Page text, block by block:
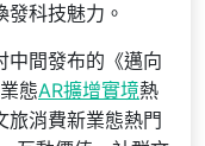
科技魅力。
中間發布的《邁向
態AR擴增實境熱
旅消費新業態熱門